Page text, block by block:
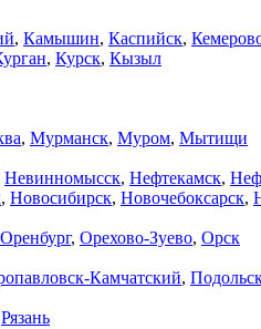
, Камышин, Каспийск,
, Курск, Кызыл
, Мурманск, Муром, Мытищи
Невинномысск, Нефтекамск,
, Новосибирск, Новочебоксарск,
Оренбург, Орехово-Зуево, Орск
Камчатский,
Рязань